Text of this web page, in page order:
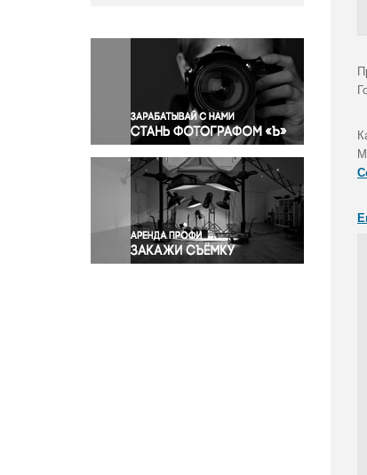
Окружающая среда
Политика
Правосудие
Происшествия и конфликты
Религия
Светская жизнь
Спорт
Экология
Экономика и бизнес